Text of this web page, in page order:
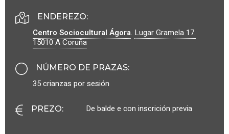
ENDEREZO:
Centro Sociocultural Ágora. Lugar Gramela 17.
15010A Coruña
NÚMERO DE PRAZAS:
35 crianzas por sesión
PREZO: De balde e con inscrición previa